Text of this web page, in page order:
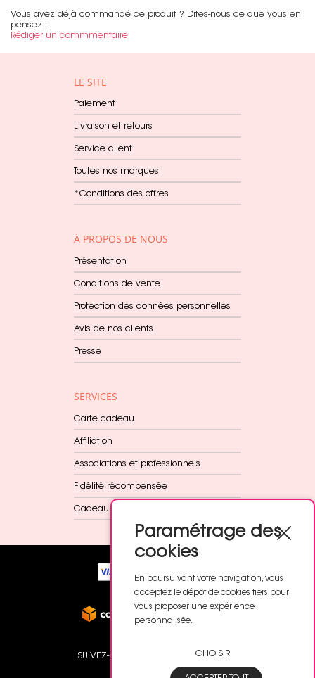
Vous avez déjà commandé ce produit ? Dites-nous ce que vous en
pensez !
Rédiger un commmentaire
LE SITE
Paiement
Livraison et retours
Service client
Toutes nos marques
*Conditions des offres
À PROPOS DE NOUS
Présentation
Conditions de vente
Protection des données personnelles
Avis de nos clients
Presse
SERVICES
Carte cadeau
Affiliation
Associations et professionnels
Fidélité récompensée
Cadeau dès 60€
SUIVEZ-NOUS
Paramétrage des
cookies
En poursuivant votre navigation, vous
acceptez le dépôt de cookies tiers pour
vous proposer une expérience
personnalisée.
CHOISIR